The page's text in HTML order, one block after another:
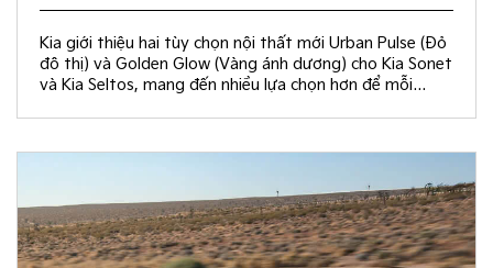
Kia giới thiệu hai tùy chọn nội thất mới Urban Pulse (Đỏ
đô thị) và Golden Glow (Vàng ánh dương) cho Kia Sonet
và Kia Seltos, mang đến nhiều lựa chọn hơn để mỗi